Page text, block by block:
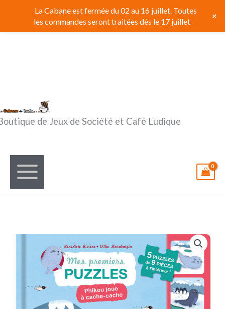
contenu
de Jeux de Société et Café Ludique
La Cabane est fermée du 02 au 16 juillet. Toutes
les commandes seront traitées dés le 17 juillet
+